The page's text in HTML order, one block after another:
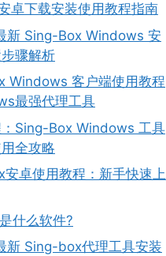
卓下载安装使用教程指南
新 Sing-Box Windows 安
骤解析
Windows 客户端使用教程
最强代理工具
Sing-Box Windows 工具
全攻略
卓使用教程：新手快速上
什么软件?
新 Sing-box代理工具安装